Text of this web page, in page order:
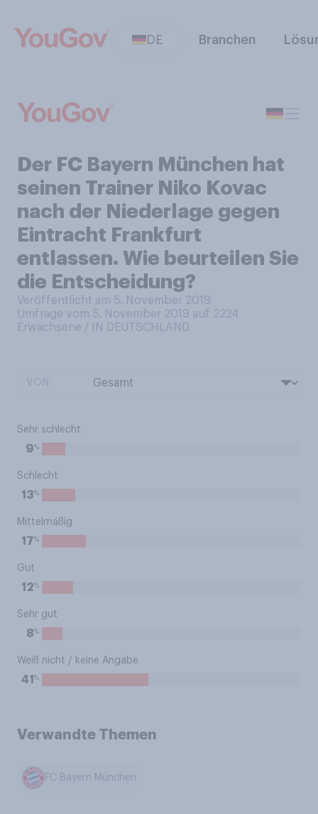
DE Branchen
Der FC Bayern München hat
seinen Trainer Niko Kovac
nach der Niederlage gegen
Eintracht Frankfurt
entlassen. Wie beurteilen Sie
die Entscheidung?
Veröffentlicht am 5. November 2019
Umfrage vom 5. November 2019 auf 2224
Erwachsene / IN DEUTSCHLAND
Sehr schlecht
9%
Schlecht
13%
Mittelmäßig
17%
Gut
12%
Sehr gut
8%
Weiß nicht / keine Angabe
41 %
Verwandte Themen
FC Bayern München